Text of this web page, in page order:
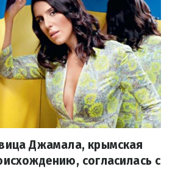
Джамала, крымская
согласилась с